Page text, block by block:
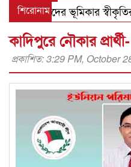
শিরোনামভূমিকার স্বীকৃতির
ব্যবহার করে প্রতারণার
কাদিপুরে নৌকার
প্রকাশিত: 3:29 PM, October